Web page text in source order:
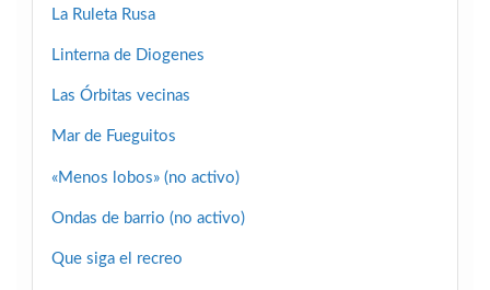
La Ruleta Rusa
Linterna de Diogenes
Las Órbitas vecinas
Mar de Fueguitos
«Menos lobos» (no activo)
Ondas de barrio (no activo)
Que siga el recreo